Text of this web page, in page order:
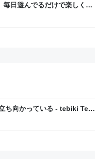
日遊んでるだけで楽しくな
ち向かっている - tebiki Tech